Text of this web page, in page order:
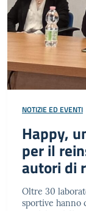
NOTIZIE ED EVENTI
Happy,
per il
autori di
Oltre 30
sportive hanno